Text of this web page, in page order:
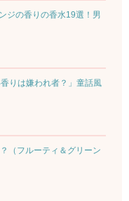
ジの香りの香水19選！男
りは嫌われ者？」童話風
（フルーティ＆グリーン